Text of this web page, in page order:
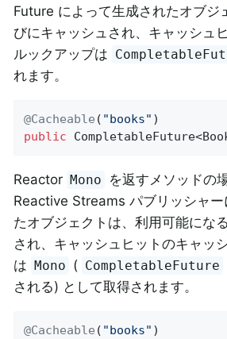
Future によって生成されたオブジ
びにキャッシュされ、キャッシュ
ルックアップは
れます。
@Cacheable ( "books"
public
Reactor Mono
を返すメソッドの
Reactive Streams パブリッシャ
たオブジェクトは、利用可能にな
され、キャッシュヒットのキャッ
は
Mono ( CompletableFuture
される) として取得されます。
@Cacheable ( "books"